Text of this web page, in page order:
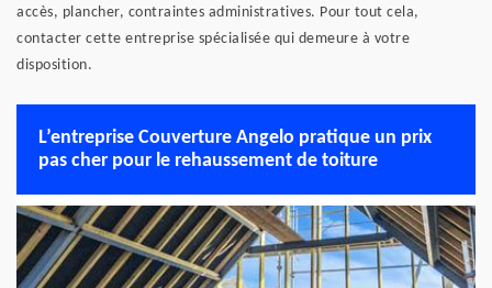
accès, plancher, contraintes administratives. Pour tout cela,
contacter cette entreprise spécialisée qui demeure à votre
disposition.
L’entreprise Couverture Angelo pratique un prix
pas cher pour le rehaussement de toiture